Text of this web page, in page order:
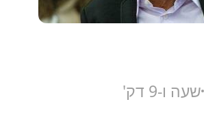
שעה ו-9 דק'